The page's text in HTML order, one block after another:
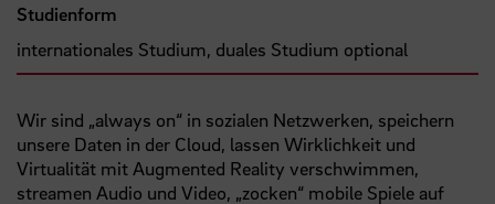
Studienform
internationales Studium, duales Studium optional
Wir sind „always on“ in sozialen Netzwerken, speichern
unsere Daten in der Cloud, lassen Wirklichkeit und
Virtualität mit Augmented Reality verschwimmen,
streamen Audio und Video, „zocken“ mobile Spiele auf